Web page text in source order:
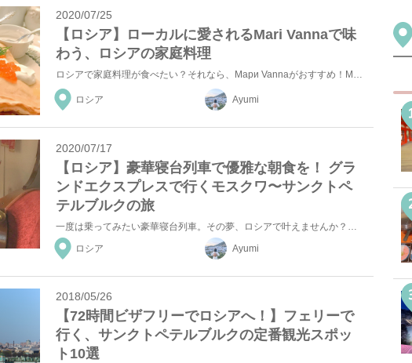
2020/07/25
【ロシア】ローカルに愛されるMari Vannaで味
わう、ロシアの家庭料理
ロシアで家庭料理が食べたい？それなら、Мари Vannaがおすすめ！Мари Vanna （Mar...
ロシア Ayumi
2020/07/17
【ロシア】豪華寝台列車で優雅な朝食を！ グラ
ンドエクスプレスで行くモスクワ〜サンクトペ
テルブルクの旅
ロシア
Ayumi
2018/05/26
【72時間ビザフリーでロシアへ！】フェリーで
行く、サンクトペテルブルクの定番観光スポッ
ト10選